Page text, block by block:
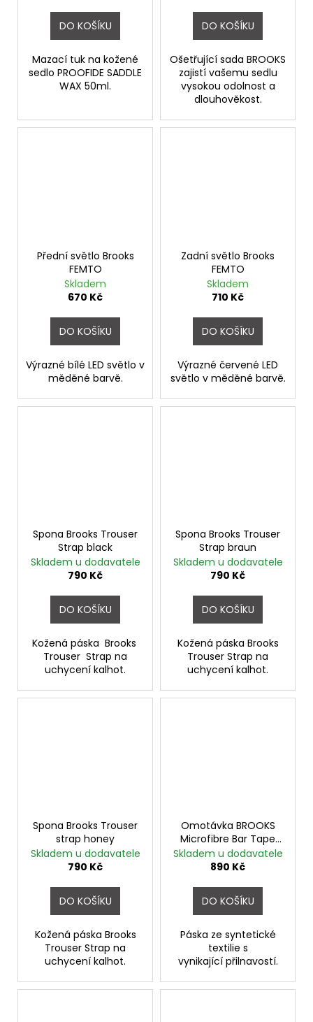
DO KOŠÍKU
Mazací tuk na kožené
sedlo PROOFIDE SADDLE
WAX 50ml.
DO KOŠÍKU
Ošetřující sada BROOKS
zajistí vašemu sedlu
vysokou odolnost a
dlouhověkost.
Přední světlo Brooks
FEMTO
Skladem
670 Kč
DO KOŠÍKU
Výrazné bílé LED světlo v
měděné barvě.
Zadní světlo Brooks
FEMTO
Skladem
710 Kč
DO KOŠÍKU
Výrazné červené LED
světlo v měděné barvě.
Spona Brooks Trouser
Strap black
Skladem u dodavatele
790 Kč
DO KOŠÍKU
Kožená páska Brooks
Trouser Strap na
uchycení kalhot.
Spona Brooks Trouser
Strap braun
Skladem u dodavatele
790 Kč
DO KOŠÍKU
Kožená páska Brooks
Trouser Strap na
uchycení kalhot.
Spona Brooks Trouser
strap honey
Skladem u dodavatele
790 Kč
DO KOŠÍKU
Kožená páska Brooks
Trouser Strap na
uchycení kalhot.
Omotávka BROOKS
Microfibre Bar Tape
BLACK
Skladem u dodavatele
890 Kč
DO KOŠÍKU
Páska ze syntetické
textilie s
vynikající přilnavostí.